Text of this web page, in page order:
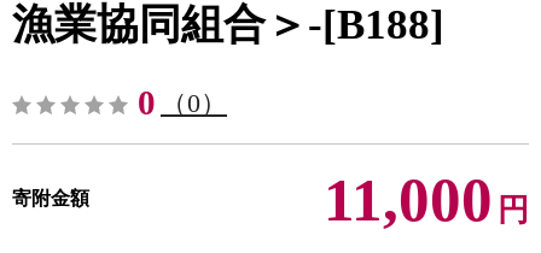
漁業協同組合＞-[B188]
0 （0）
寄附金額 11,000 円